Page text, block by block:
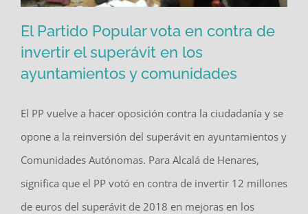
El Partido Popular vota en contra de
invertir el superávit en los
ayuntamientos y comunidades
El Partido Popular vota en contra de
invertir el superávit en los
ayuntamientos y comunidades
El PP vuelve a hacer oposición contra la ciudadanía y se
opone a la reinversión del superávit en ayuntamientos y
Comunidades Autónomas. Para Alcalá de Henares,
significa que el PP votó en contra de invertir 12 millones
de euros del superávit de 2018 en mejoras en los